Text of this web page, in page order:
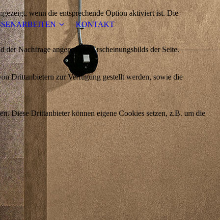
KONTAKT
wenn die entsprechende Option aktiviert ist. Die
Nachfrage angepassten Erscheinungsbilds der Seite.
Drittanbietern zur Verfügung gestellt werden, sowie die
Diese Drittanbieter können eigene Cookies setzen, z.B. um die